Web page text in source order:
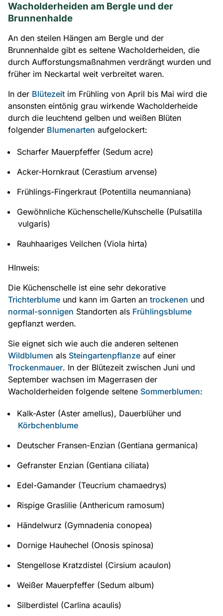
Wacholderheiden am Bergle und der
Brunnenhalde
An den steilen Hängen am Bergle und der
Brunnenhalde gibt es seltene Wacholderheiden, die
durch Aufforstungsmaßnahmen verdrängt wurden und
früher im Neckartal weit verbreitet waren.
In der Blütezeit im Frühling von April bis Mai wird die
ansonsten eintönig grau wirkende Wacholderheide
durch die leuchtend gelben und weißen Blüten
folgender Blumenarten aufgelockert:
Scharfer Mauerpfeffer (Sedum acre)
Acker-Hornkraut (Cerastium arvense)
Frühlings-Fingerkraut (Potentilla neumanniana)
Gewöhnliche Küchenschelle/Kuhschelle (Pulsatilla
vulgaris)
Rauhhaariges Veilchen (Viola hirta)
HInweis:
Die Küchenschelle ist eine sehr dekorative
Trichterblume und kann im Garten an trockenen und
normal-sonnigen Standorten als Frühlingsblume
gepflanzt werden.
Sie eignet sich wie auch die anderen seltenen
Wildblumen als Steingartenpflanze auf einer
Trockenmauer. In der Blütezeit zwischen Juni und
September wachsen im Magerrasen der
Wacholderheiden folgende seltene Sommerblumen:
Kalk-Aster (Aster amellus), Dauerblüher und
Körbchenblume
Deutscher Fransen-Enzian (Gentiana germanica)
Gefranster Enzian (Gentiana ciliata)
Edel-Gamander (Teucrium chamaedrys)
Rispige Graslilie (Anthericum ramosum)
Händelwurz (Gymnadenia conopea)
Dornige Hauhechel (Onosis spinosa)
Stengellose Kratzdistel (Cirsium acaulon)
Weißer Mauerpfeffer (Sedum album)
Silberdistel (Carlina acaulis)